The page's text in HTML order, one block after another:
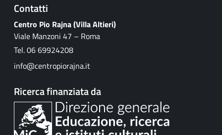
Contatti
Centro Pio Rajna (Villa Altieri)
Viale Manzoni 47 – Roma
Tel. 06 69924208
info@centropiorajna.it
Ricerca finanziata da